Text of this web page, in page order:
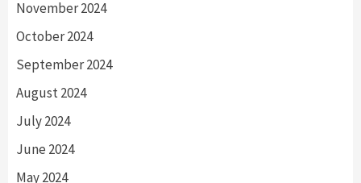
November 2024
October 2024
September 2024
August 2024
July 2024
June 2024
May 2024